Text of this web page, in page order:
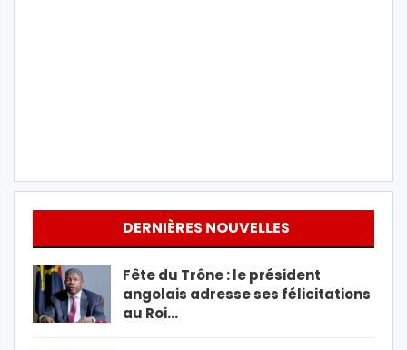
DERNIÈRES NOUVELLES
Fête du Trône : le président
angolais adresse ses félicitations
au Roi…